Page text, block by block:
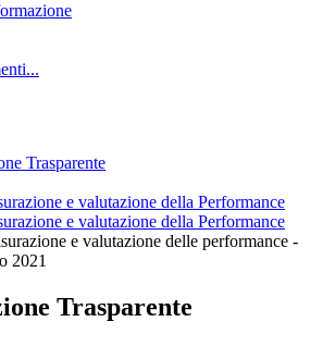
Trasparente
e valutazione della Performance
e valutazione della Performance
e valutazione delle performance -
2021
Trasparente